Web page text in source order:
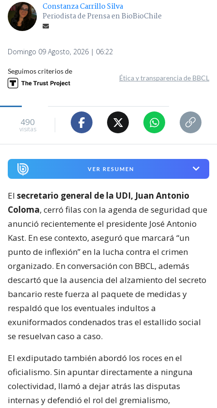
Constanza Carrillo Silva
Periodista de Prensa en BioBioChile
Domingo 09 Agosto, 2026 | 06:22
Seguimos criterios de
Ética y transparencia de BBCL
490
visitas
VER RESUMEN
El secretario general de la UDI, Juan Antonio
Coloma, cerró filas con la agenda de seguridad que
anunció recientemente el presidente José Antonio
Kast. En ese contexto, aseguró que marcará “un
punto de inflexión” en la lucha contra el crimen
organizado. En conversación con BBCL, además
descartó que la ausencia del alzamiento del secreto
bancario reste fuerza al paquete de medidas y
respaldó que los eventuales indultos a
exuniformados condenados tras el estallido social
se resuelvan caso a caso.
El exdiputado también abordó los roces en el
oficialismo. Sin apuntar directamente a ninguna
colectividad, llamó a dejar atrás las disputas
internas y defendió el rol del gremialismo,